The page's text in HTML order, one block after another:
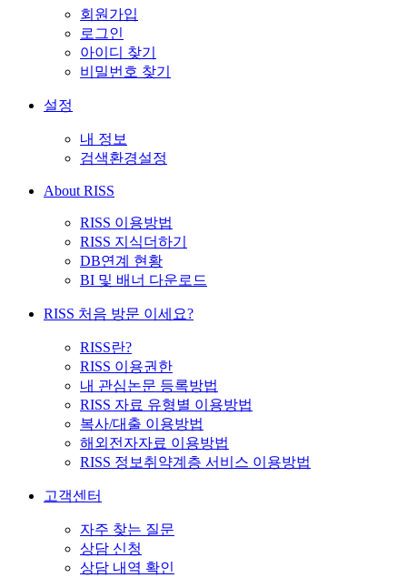
회원가입
로그인
아이디 찾기
비밀번호 찾기
설정
내 정보
검색환경설정
About RISS
RISS 이용방법
RISS 지식더하기
DB연계 현황
BI 및 배너 다운로드
RISS 처음 방문 이세요?
RISS란?
RISS 이용권한
내 관심논문 등록방법
RISS 자료 유형별 이용방법
복사/대출 이용방법
해외전자자료 이용방법
RISS 정보취약계층 서비스 이용방법
고객센터
자주 찾는 질문
상담 신청
상담 내역 확인